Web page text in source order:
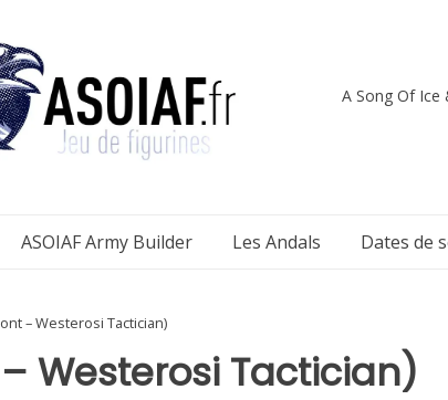
A Song Of Ice
ASOIAF Army Builder Les Andals Dates de
Westerosi Tactician)
– Westerosi Tactician)